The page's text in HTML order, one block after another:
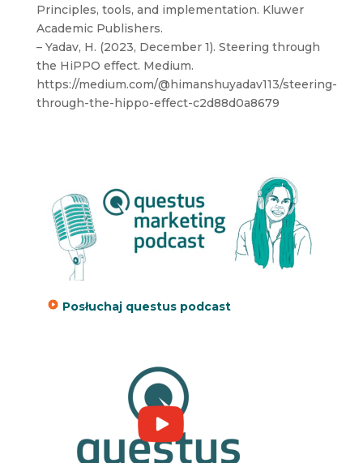
Principles, tools, and implementation. Kluwer
Academic Publishers.
– Yadav, H. (2023, December 1). Steering through
the HiPPO effect. Medium.
https://medium.com/@himanshuyadav113/steering-
through-the-hippo-effect-c2d88d0a8679
Posłuchaj questus podcast